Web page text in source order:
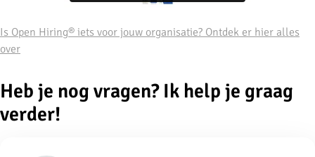
Is Open Hiring® iets voor jouw organisatie? Ontdek er hier alles
over
Heb je nog vragen? Ik help je graag
verder!